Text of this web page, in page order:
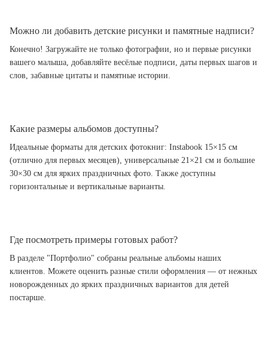
Можно ли добавить детские рисунки и памятные надписи?
Конечно! Загружайте не только фотографии, но и первые рисунки
вашего малыша, добавляйте весёлые подписи, даты первых шагов и
слов, забавные цитаты и памятные истории.
Какие размеры альбомов доступны?
Идеальные форматы для детских фотокниг: Instabook 15×15 см
(отлично для первых месяцев), универсальные 21×21 см и большие
30×30 см для ярких праздничных фото. Также доступны
горизонтальные и вертикальные варианты.
Где посмотреть примеры готовых работ?
В разделе "Портфолио" собраны реальные альбомы наших
клиентов. Можете оценить разные стили оформления — от нежных
новорожденных до ярких праздничных вариантов для детей
постарше.